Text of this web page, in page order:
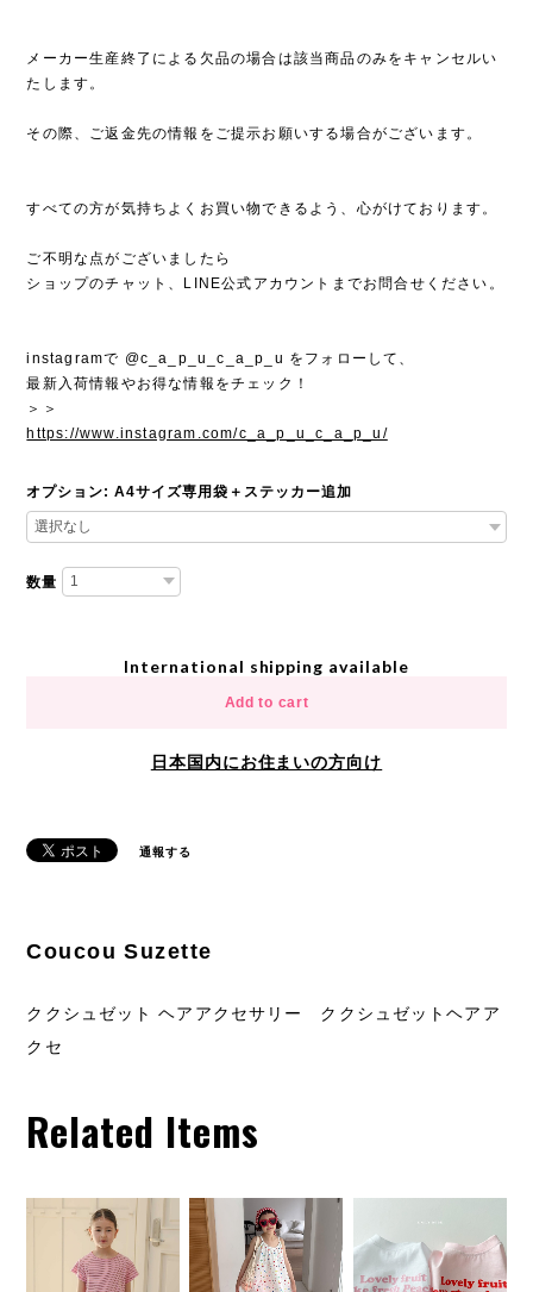
メーカー生産終了による欠品の場合は該当商品のみをキャンセルい
たします。
その際、ご返金先の情報をご提示お願いする場合がございます。
すべての方が気持ちよくお買い物できるよう、心がけております。
ご不明な点がございましたら
ショップのチャット、LINE公式アカウントまでお問合せください。
instagramで @c_a_p_u_c_a_p_u をフォローして、
最新入荷情報やお得な情報をチェック！
＞＞
https://www.instagram.com/c_a_p_u_c_a_p_u/
オプション: A4サイズ専用袋＋ステッカー追加
数量
International shipping available
Add to cart
日本国内にお住まいの方向け
通報する
Coucou Suzette
ククシュゼット ヘアアクセサリー ククシュゼットヘアア
クセ
Related Items